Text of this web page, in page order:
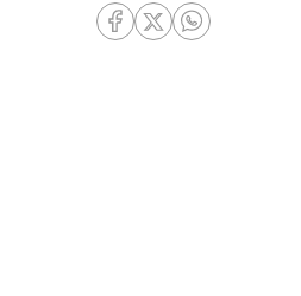
RRSS Facebook
RRSS Twitter
RRSS